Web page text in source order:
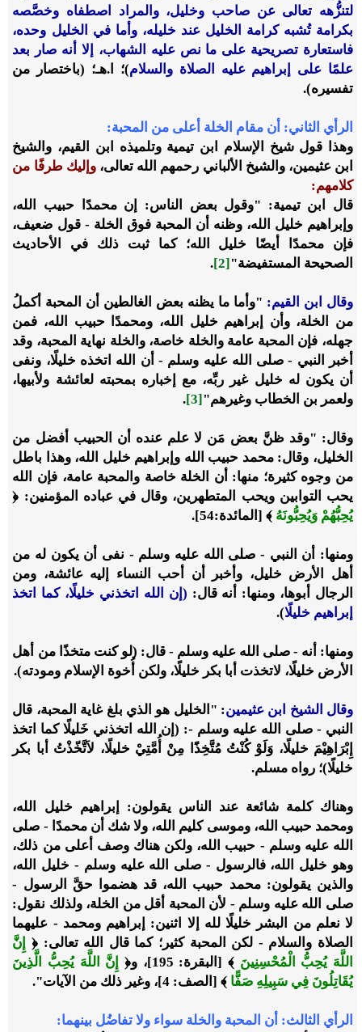
لتنزُّهه تعالى عن صاحب وخليل، والمراد اصطفاه وخصَّصه
بكرامة تُشبه كرامة الخليل عند خليله، وأما في الخليل وحده،
فاستعارة تصريحية على ما نص عليه الشهاب، إلا أنه صار بعد
علمًا على إبراهيم عليه الصلاة والسلام)؛ ا.هـ؛ (باختصار من
تفسيره).
الرأي الثاني: أن مقام الخلة أعلى من المحبة:
وهذا قول شيخ الإسلام ابن تيمية وتلميذه ابن القيم، والشيخ
ابن عثيمين، والشيخ الألباني رحمهم الله تعالى،وإليك طرفًا من
كلامهم:
قال ابن تيمية: "وقول بعض الناس: إن محمدًا حبيب الله،
وإبراهيم خليل الله، وظنه أن المحبة فوق الخلة - قول ضعيف،
فإن محمدًا أيضًا خليل الله؛ كما ثبت ذلك في الأحاديث
الصحيحة المستفيضة"[2]
.
وقال ابن القيم: "وأما ما يظنه بعض الغالطين أن المحبة أكملُ
من الخلة، وأن إبراهيم خليل الله، ومحمدًا حبيب الله، فمن
جهله، فإن المحبة عامة والخلة خاصة، والخلة نهاية المحبة، وقد
أخبر النبي - صلى الله عليه وسلم - أن الله اتخذه خليلًا، ونفى
أن يكون له خليل غير ربِّه، مع إخباره بمحبته لعائشة ولأبيها،
ولعمر بن الخطاب وغيرهم"[3]
.
وقال: "وقد ظنَّ بعض مَن لا علم عنده أن الحبيب أفضل من
الخليل، وقال: محمد حبيب الله وإبراهيم خليل الله، وهذا باطل
من وجوه كثيرة؛ منها: أن الخلة خاصة والمحبة عامة، فإن الله
يحب التوابين ويحب المتطهرين، وقال في عباده المؤمنين: ﴿
يُحِبُّهُمْ وَيُحِبُّونَهُ ﴾ [المائدة:54].
ومنها: أن النبي - صلى الله عليه وسلم - نفى أن يكون له من
أهل الأرض خليل، وأخبر أن أحب النساء إليه عائشة، ومن
الرجال أبوها، ومنها: أنه قال: (إن الله اتخذني خليلًا، كما اتخذ
إبراهيم خليلًا).
ومنها: أنه - صلى الله عليه وسلم - قال: (لو كنت متخذًا من أهل
الأرض خليلًا، لاتخذت أبا بكر خليلًا، ولكن أُخوة الإسلام ومودته).
وقال الشيخ ابن عثيمين: "الخليل هو الذي بلغ غاية المحبة، قال
النبي - صلى الله عليه وسلم -: (إن الله اتخذني خَليلًا كما اتخذ
إِبْرَاهِيْمَ خليلًا، وَلَوْ كُنْتُ مُتَّخِذًَا مِنْ أُمَّتِيْ خليلًا، لاَتَّخّذْتُ أبا بكر
خليلًا)؛ رواه مسلم.
وهناك كلمة شائعة عند الناس يقولون: إبراهيم خليل الله،
ومحمد حبيب الله، وموسى كليم الله، ولا شك أن محمدًا - صلى
الله عليه وسلم - حبيب الله، ولكن هناك وصف أعلى من ذلك،
وهو خليل الله، فالرسول - صلى الله عليه وسلم - خليل الله،
والذين يقولون: محمد حبيب الله، قد هضموا حقَّ الرسول -
صلى الله عليه وسلم - لأن المحبة أقل من الخلة، ولذلك نقول:
لا نعلم من البشر خليلًا لله إلا اثنين: إبراهيم ومحمد - عليهما
الصلاة والسلام - لكن المحبة كثير؛ كما قال الله تعالى: ﴿
إِنَّ
اللَّهَ يُحِبُّ الْمُحْسِنِينَ ﴾ [البقرة: 195]، و﴿
إِنَّ اللَّهَ يُحِبُّ الَّذِينَ
يُقَاتِلُونَ فِي سَبِيلِهِ صَفًّا ﴾ [الصف: 4]، وغير ذلك من الآيات".
الرأي الثالث: أن المحبة والخلة سواء ولا تفاضُل بينهما: